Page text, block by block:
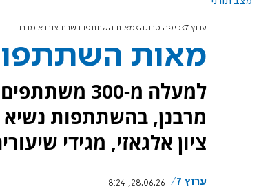
ערוץ 7 כיפה סרוגה מאות השתתפו בשבת צורבא מרבנן
מאות השתתפו
למעלה מ-
מרבנן, בהשתתפות נשיא
ציון אלגאזי, מגידי
ערוץ 7
28.06.26, 8:24